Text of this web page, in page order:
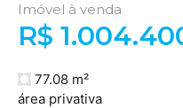
Imóvel à venda
R$
77.08 m²
área privativa